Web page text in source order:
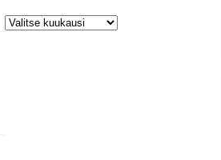
Arkisto